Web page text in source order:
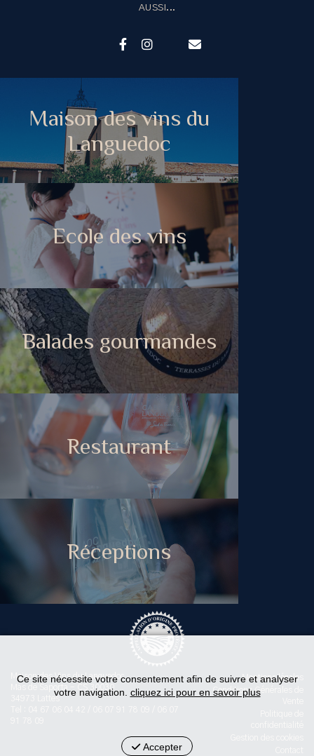
AUSSI...
Maison des vins du
Languedoc
Ecole des vins
Balades gourmandes
Restaurant
Réceptions
Maison des Vins du Languedoc
Mas de Saporta - CS 30030
Mentions légales
Conditions Générales de
Ce site nécessite votre consentement afin de suivre et analyser
votre navigation. cliquez ici pour en savoir plus
Accepter